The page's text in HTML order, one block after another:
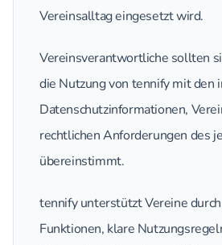
Vereinsalltag eingesetzt wird.
Vereinsverantwortliche sollten
die Nutzung von tennify mit den
Datenschutzinformationen,
rechtlichen Anforderungen des
übereinstimmt.
tennify unterstützt Vereine
Funktionen, klare